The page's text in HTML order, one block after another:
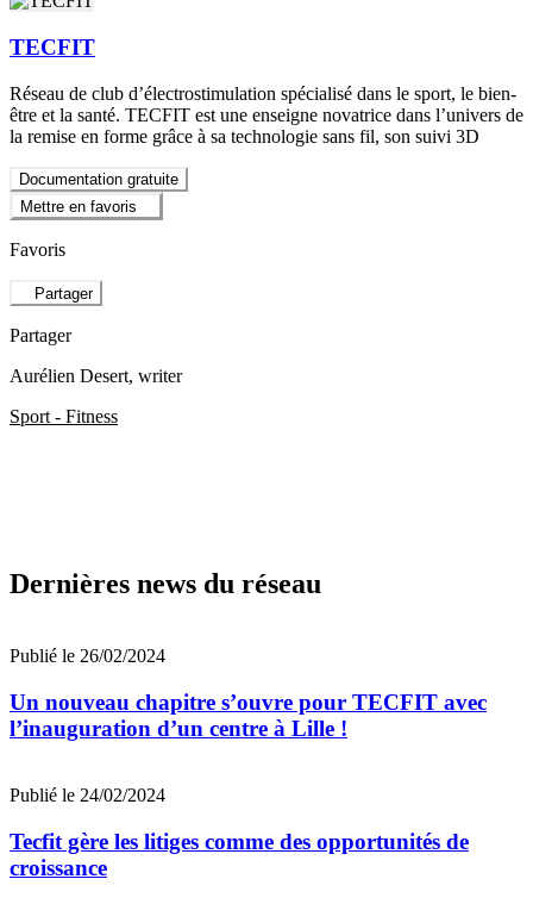
TECFIT
Réseau de club d’électrostimulation spécialisé dans le sport, le bien-
être et la santé. TECFIT est une enseigne novatrice dans l’univers de
la remise en forme grâce à sa technologie sans fil, son suivi 3D
Documentation gratuite
Mettre en favoris
Favoris
Partager
Partager
Aurélien Desert, writer
Sport - Fitness
Dernières news du réseau
Publié le 26/02/2024
Un nouveau chapitre s’ouvre pour TECFIT avec
l’inauguration d’un centre à Lille !
Publié le 24/02/2024
Tecfit gère les litiges comme des opportunités de
croissance